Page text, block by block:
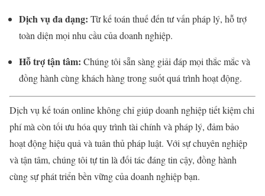
Dịch vụ đa dạng: Từ kế toán thuế đến tư vấn pháp lý, hỗ trợ
toàn diện mọi nhu cầu của doanh nghiệp.
Hỗ trợ tận tâm: Chúng tôi sẵn sàng giải đáp mọi thắc mắc và
đồng hành cùng khách hàng trong suốt quá trình hoạt động.
Dịch vụ kế toán online không chỉ giúp doanh nghiệp tiết kiệm chi
phí mà còn tối ưu hóa quy trình tài chính và pháp lý, đảm bảo
hoạt động hiệu quả và tuân thủ pháp luật. Với sự chuyên nghiệp
và tận tâm, chúng tôi tự tin là đối tác đáng tin cậy, đồng hành
cùng sự phát triển bền vững của doanh nghiệp bạn.